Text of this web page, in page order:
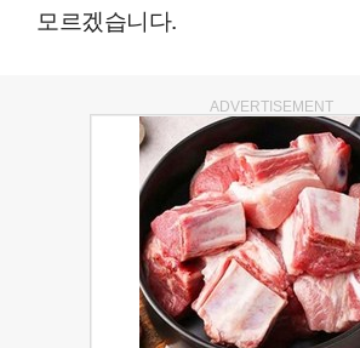
모르겠습니다.
ADVERTISEMENT